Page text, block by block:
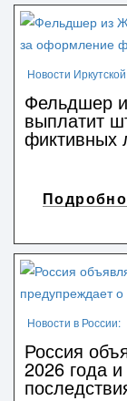
Новости
Фельдшер
выплатит
фиктивных
Новости в России:
Россия
2026 года